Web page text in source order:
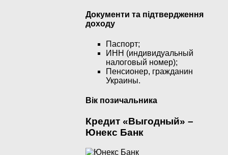
Документи та підтвердження
доходу
Паспорт;
ИНН (индивидуальный
налоговый номер);
Пенсионер, гражданин
Украины.
Вік позичальника
Кредит «Выгодный» –
Юнекс Банк